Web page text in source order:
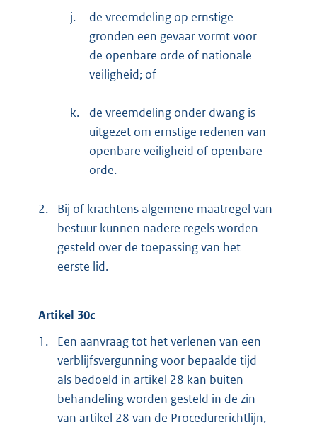
j.
de vreemdeling op ernstige
gronden een gevaar vormt voor
de openbare orde of nationale
veiligheid; of
k.
de vreemdeling onder dwang is
uitgezet om ernstige redenen van
openbare veiligheid of openbare
orde.
2.
Bij of krachtens algemene maatregel van
bestuur kunnen nadere regels worden
gesteld over de toepassing van het
eerste lid.
Artikel 30c
1.
Een aanvraag tot het verlenen van een
verblijfsvergunning voor bepaalde tijd
als bedoeld in artikel 28 kan buiten
behandeling worden gesteld in de zin
van artikel 28 van de Procedurerichtlijn,